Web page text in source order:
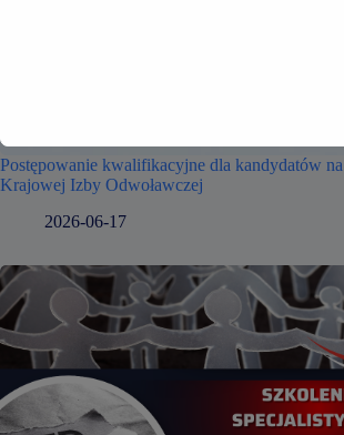
Postępowanie kwalifikacyjne dla kandydatów
Krajowej Izby Odwoławczej
2026-06-17